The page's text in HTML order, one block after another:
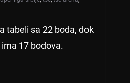
tabeli sa 22 boda, dok
17 bodova.